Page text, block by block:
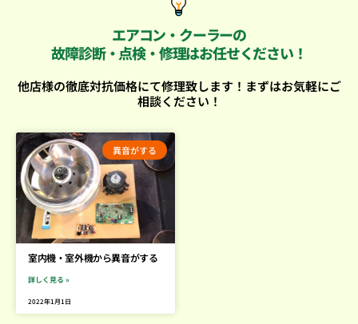
エアコン・クーラーの
故障診断・点検・修理はお任せください！
他店様の徹底対抗価格にて修理致します！まずはお気軽にご
相談ください！
異音がする
室内機・室外機から異音がする
詳しく見る »
2022年1月1日